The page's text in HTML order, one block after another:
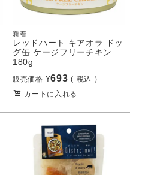
新着
レッドハート キアオラ ドッ
グ缶 ケージフリーチキン
180g
販売価格 ¥693
税込
カートに入れる